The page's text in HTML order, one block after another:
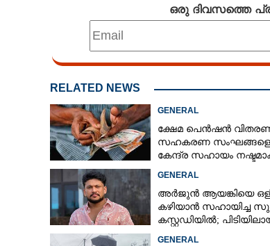
ഒരു ദിവസത്തെ
RELATED NEWS
GENERAL
ക്ഷേമ പെൻഷൻ
സഹകരണ സംഘങ്ങളെ
കേന്ദ്ര സഹായം
GENERAL
അർജുൻ ആയങ്കിയെ
കഴിയാൻ സഹായിച്ച
കസ്റ്റഡിയിൽ;
GENERAL